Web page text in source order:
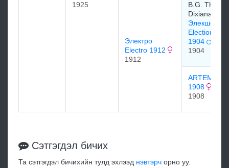
1925
Электро
Electro 1912
1912
B.G.
Dixiana Stud
Electioneer
1904
1904
ARTEMISIA
1908
1908
Сэтгэгдэл бичих
Та сэтгэгдэл бичихийн тулд эхлээд нэвтэрч орно уу.